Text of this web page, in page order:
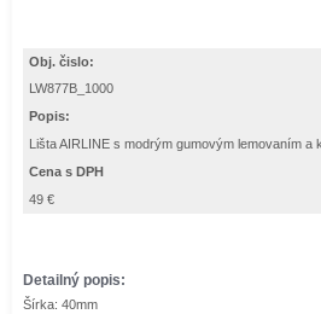
Obj. čislo:
LW877B_1000
Popis:
Lišta AIRLINE s modrým gumovým lemovaním a
Cena s DPH
49 €
Detailný popis:
Šírka: 40mm